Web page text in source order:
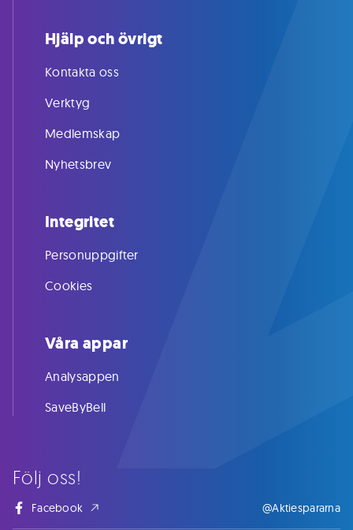
Följ oss!
Facebook @Aktiespararna
Hjälp och övrigt
Kontakta oss
Verktyg
Medlemskap
Nyhetsbrev
Integritet
Personuppgifter
Cookies
Våra appar
Analysappen
SaveByBell